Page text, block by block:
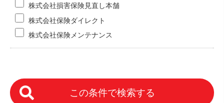
株式会社損害保険見直し本舗
株式会社保険ダイレクト
株式会社保険メンテナンス